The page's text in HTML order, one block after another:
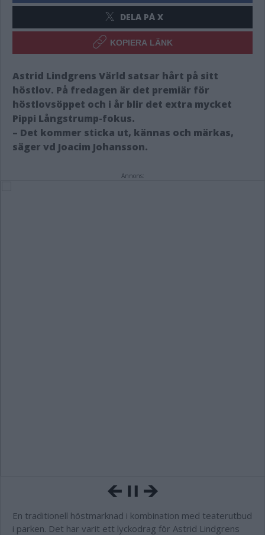
DELA PÅ X
KOPIERA LÄNK
Astrid Lindgrens Värld satsar hårt på sitt
höstlov. På fredagen är det premiär för
höstlovsöppet och i år blir det extra mycket
Pippi Långstrump-fokus.
– Det kommer sticka ut, kännas och märkas,
säger vd Joacim Johansson.
Annons:
En traditionell höstmarknad i kombination med teaterutbud
i parken. Det har varit ett lyckodrag för Astrid Lindgrens